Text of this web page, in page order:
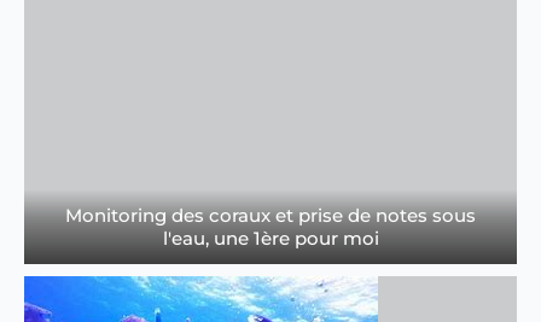
Monitoring des coraux et prise de notes sous
l'eau, une 1ère pour moi